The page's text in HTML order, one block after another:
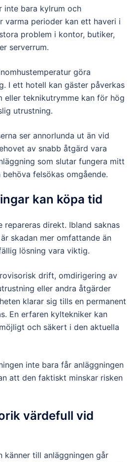
inte bara kylrum och
varma perioder kan ett haveri i
problem i kontor, butiker,
serverrum.
göra
I ett hotell kan gäster påverkas
eller teknikutrymme kan för hög
utrustning.
ser annorlunda ut än vid
av snabb åtgärd vara
som slutar fungera mitt
felsökas omgående.
kan köpa tid
repareras direkt. Ibland saknas
skadan mer omfattande än
lösning vara viktig.
drift, omdirigering av
eller andra åtgärder
klarar sig tills en permanent
En erfaren kyltekniker kan
och säkert i den aktuella
inte bara får anläggningen
att den faktiskt minskar risken
värdefull vid
känner till anläggningen går